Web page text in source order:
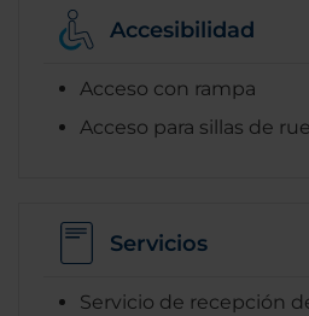
Accesibilidad
Acceso con rampa
Acceso para sillas de
Servicios
Servicio de recepción